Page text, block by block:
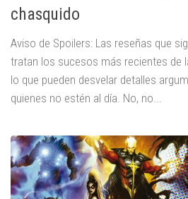
chasquido
Aviso de Spoilers: Las reseñas que
tratan los sucesos más recientes de
lo que pueden desvelar detalles
quienes no estén al día. No, no...